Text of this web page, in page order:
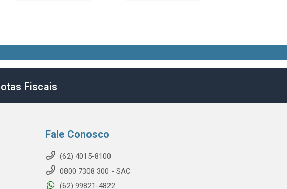
Fiscais
Fale Conosco
(62) 4015-8100
0800 7308 300 - SAC
(62) 99821-4822